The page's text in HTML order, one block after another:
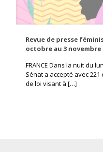
Revue de presse
octobre au 3 novembre
FRANCE Dans la nuit du
Sénat a accepté avec
de loi visant à […]